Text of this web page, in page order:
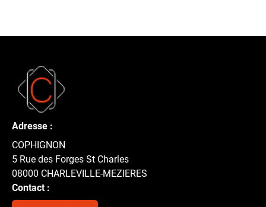
Adresse :
COPHIGNON
5 Rue des Forges St Charles
08000 CHARLEVILLE-MEZIERES
Contact :